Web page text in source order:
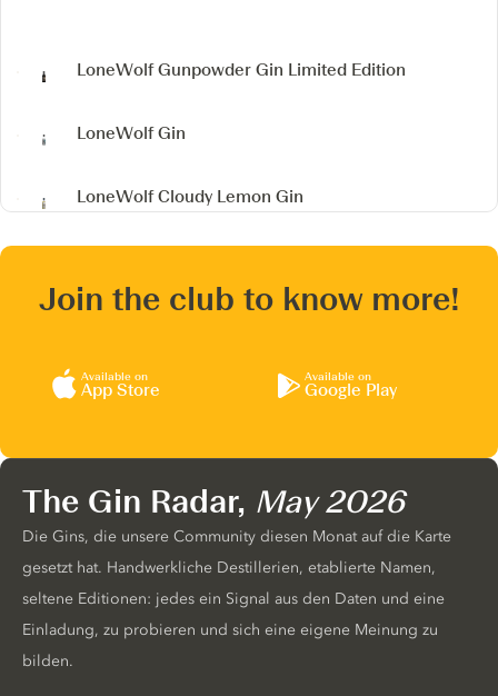
LoneWolf Gunpowder Gin Limited Edition
LoneWolf Gin
LoneWolf Cloudy Lemon Gin
Join the club to know more!
Available on
App Store
Available on
Google Play
The Gin Radar, May 2026
Die Gins, die unsere Community diesen Monat auf die Karte
gesetzt hat. Handwerkliche Destillerien, etablierte Namen,
seltene Editionen: jedes ein Signal aus den Daten und eine
Einladung, zu probieren und sich eine eigene Meinung zu
bilden.